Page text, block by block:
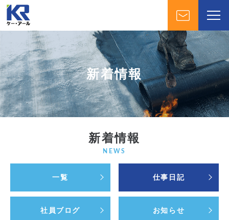
新着情報
新着情報
NEWS
一覧 仕事日記
社員ブログ お知らせ